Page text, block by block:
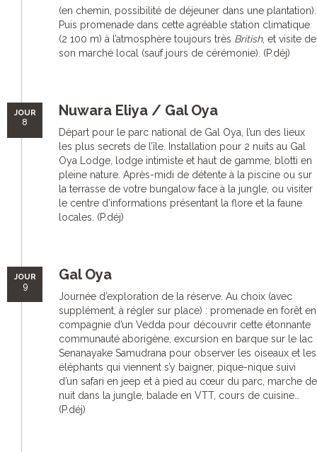
(en chemin, possibilité de déjeuner dans une plantation).
Puis promenade dans cette agréable station climatique
(2 100 m) à l’atmosphère toujours très British, et visite de
son marché local (sauf jours de cérémonie). (P.déj)
JOUR
8
Nuwara Eliya / Gal Oya
Départ pour le parc national de Gal Oya, l’un des lieux
les plus secrets de l’île. Installation pour 2 nuits au Gal
Oya Lodge, lodge intimiste et haut de gamme, blotti en
pleine nature. Après-midi de détente à la piscine ou sur
la terrasse de votre bungalow face à la jungle, ou visiter
le centre d’informations présentant la flore et la faune
locales. (P.déj)
JOUR
9
Gal Oya
Journée d’exploration de la réserve. Au choix (avec
supplément, à régler sur place) : promenade en forêt en
compagnie d’un Vedda pour découvrir cette étonnante
communauté aborigène, excursion en barque sur le lac
Senanayake Samudrana pour observer les oiseaux et les
éléphants qui viennent s’y baigner, pique-nique suivi
d’un safari en jeep et à pied au cœur du parc, marche de
nuit dans la jungle, balade en VTT, cours de cuisine…
(P.déj)